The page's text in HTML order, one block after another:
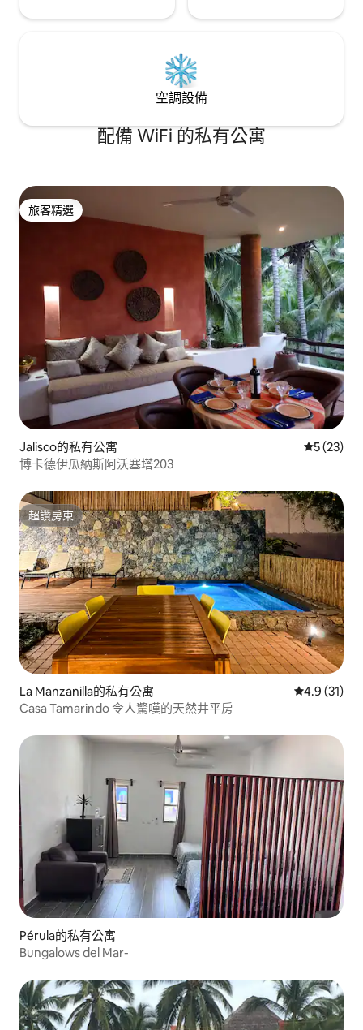
空調設備
配備 WiFi 的私有公寓
旅客精選
旅客精選
Jalisco的私有公寓 從 23 則評
5 (23)
博卡德伊瓜納斯阿沃塞塔203
超讚房東
超讚房東
La Manzanilla的私有公寓 從 31 則評
4.9 (31)
Casa Tamarindo 令人驚嘆的天然井平房
Pérula的私有公寓
Bungalows del Mar-